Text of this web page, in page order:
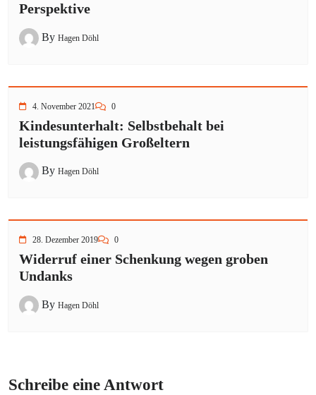
Perspektive
By Hagen Döhl
4. November 2021 0
Kindesunterhalt: Selbstbehalt bei
leistungsfähigen Großeltern
By Hagen Döhl
28. Dezember 2019 0
Widerruf einer Schenkung wegen groben
Undanks
By Hagen Döhl
Schreibe eine Antwort